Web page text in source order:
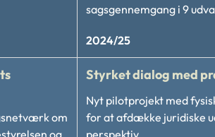
sagsgennemgang i 9
2024/25
om
Styrket dialog med
Nyt pilotprojekt med
for at afdække juridiske